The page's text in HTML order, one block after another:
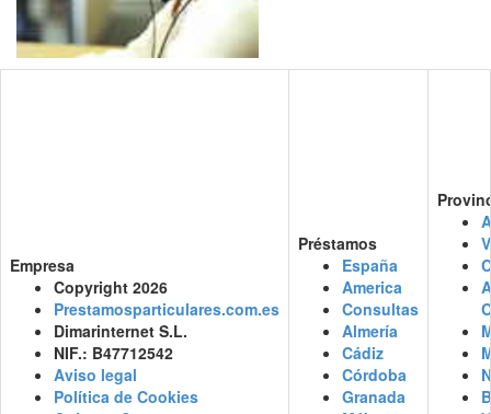
Empresa
Copyright 2026
Prestamosparticulares.com.es
Dimarinternet S.L.
NIF.: B47712542
Aviso legal
Política de Cookies
Préstamos
España
America
Consultas
Almería
Cádiz
Córdoba
Granada
A